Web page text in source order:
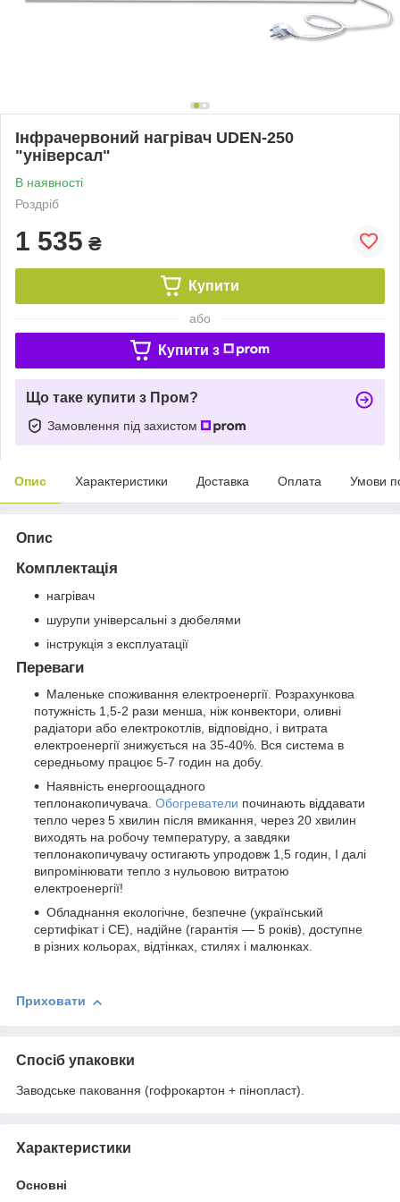
Інфрачервоний нагрівач UDEN-250
"універсал"
В наявності
Роздріб
1 535 ₴
Купити
або
Купити з
Що таке купити з Пром?
Замовлення під захистом
Опис Характеристики Доставка Оплата Умови
Опис
Комплектація
нагрівач
шурупи універсальні з дюбелями
інструкція з експлуатації
Переваги
Маленьке споживання електроенергії. Розрахункова
потужність 1,5-2 рази менша, ніж конвектори, оливні
радіатори або електрокотлів, відповідно, і витрата
електроенергії знижується на 35-40%. Вся система в
середньому працює 5-7 годин на добу.
Наявність енергоощадного
теплонакопичувача. Обогреватели починають віддавати
тепло через 5 хвилин після вмикання, через 20 хвилин
виходять на робочу температуру, а завдяки
теплонакопичувачу остигають упродовж 1,5 годин, І далі
випромінювати тепло з нульовою витратою
електроенергії!
Обладнання екологічне, безпечне (український
сертифікат і СЕ), надійне (гарантія — 5 років), доступне
в різних кольорах, відтінках, стилях і малюнках.
Приховати
Спосіб упаковки
Заводське паковання (гофрокартон + пінопласт).
Характеристики
Основні